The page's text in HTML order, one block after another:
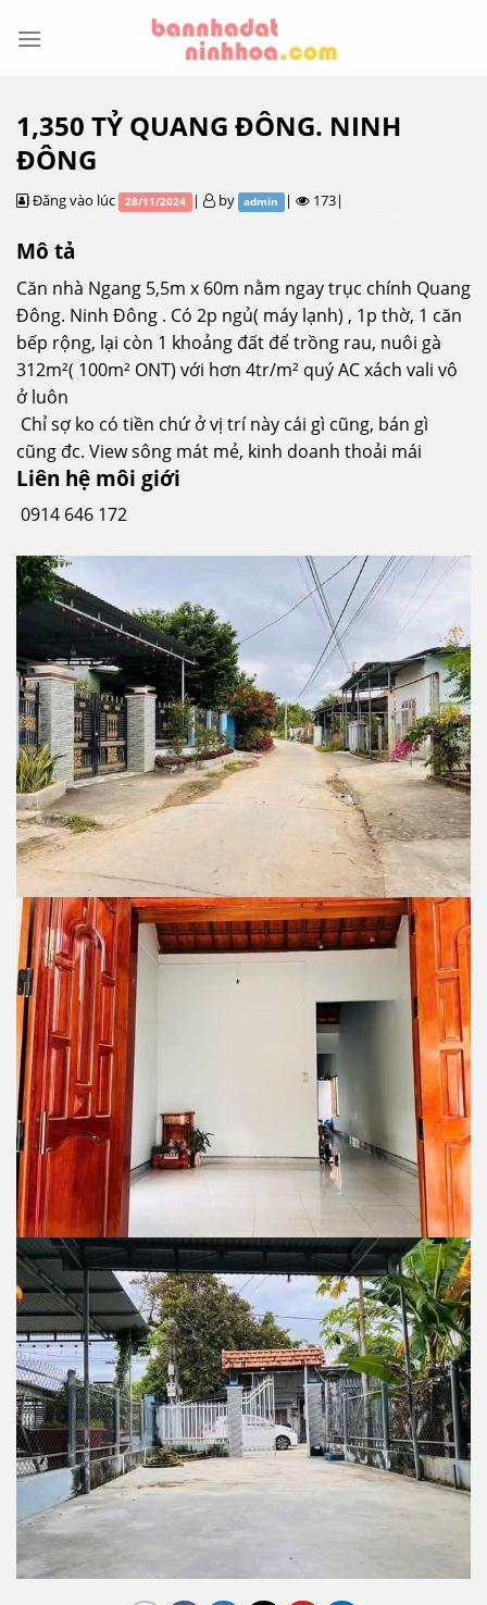
1,350 TỶ QUANG ĐÔNG. NINH
ĐÔNG
Đăng vào lúc 28/11/2024 | by admin | 173|
Mô tả
Căn nhà Ngang 5,5m x 60m nằm ngay trục chính Quang
Đông. Ninh Đông . Có 2p ngủ( máy lạnh) , 1p thờ, 1 căn
bếp rộng, lại còn 1 khoảng đất để trồng rau, nuôi gà
312m²( 100m² ONT) với hơn 4tr/m² quý AC xách vali vô
ở luôn
Chỉ sợ ko có tiền chứ ở vị trí này cái gì cũng, bán gì
cũng đc. View sông mát mẻ, kinh doanh thoải mái
Liên hệ môi giới
0914 646 172